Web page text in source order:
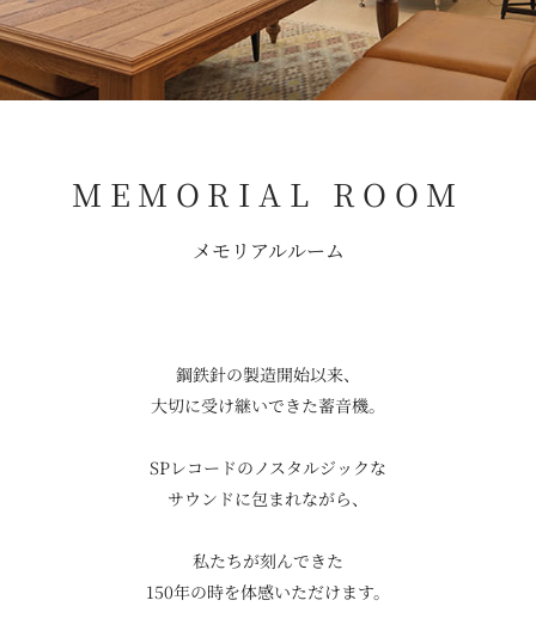
MEMORIAL ROOM
メモリアルルーム
鋼鉄針の製造開始以来、
大切に受け継いできた蓄音機。
SPレコードのノスタルジックな
サウンドに包まれながら、
私たちが刻んできた
150年の時を体感いただけます。